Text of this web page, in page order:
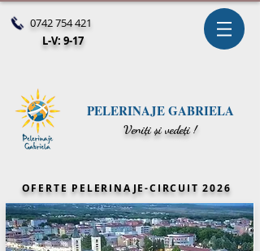
0742 754 421
L-V: 9-17
PELERINAJE GABRIELA
Veniți și vedeți !
OFERTE PELERINAJE-CIRCUIT 2026